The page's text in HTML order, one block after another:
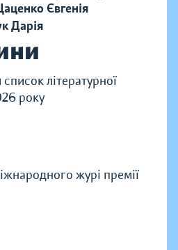
Євгенія
Дарія
літературної
року
журі премії